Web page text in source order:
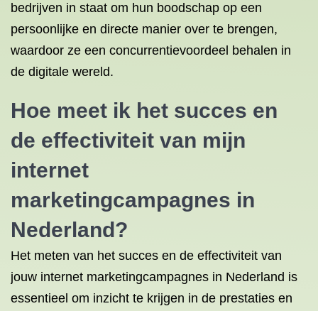
bedrijven in staat om hun boodschap op een
persoonlijke en directe manier over te brengen,
waardoor ze een concurrentievoordeel behalen in
de digitale wereld.
Hoe meet ik het succes en
de effectiviteit van mijn
internet
marketingcampagnes in
Nederland?
Het meten van het succes en de effectiviteit van
jouw internet marketingcampagnes in Nederland is
essentieel om inzicht te krijgen in de prestaties en